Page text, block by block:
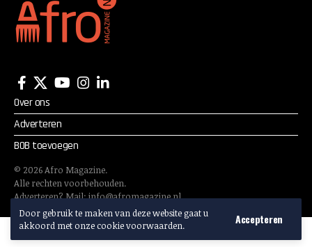
Door gebruik te maken van deze website gaat u
akkoord met onze cookie voorwaarden.
Accepteren
Over ons
Adverteren
BOB toevoegen
© 2026Afro Magazine.
Alle rechten voorbehouden.
Adverteren? Mail:info@afromagazine.nl